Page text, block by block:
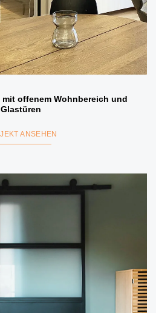
mit offenem Wohnbereich und
Glastüren
ANSEHEN